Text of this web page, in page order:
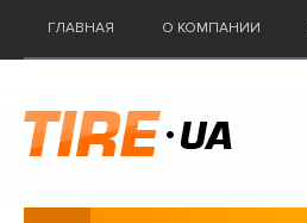
ГЛАВНАЯ О КОМПАНИИ